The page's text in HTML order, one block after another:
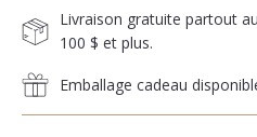
Livraison gratuite partout
100 $ et plus.
Emballage cadeau